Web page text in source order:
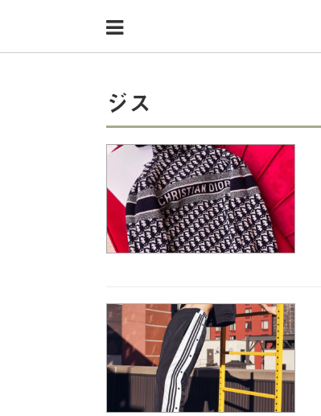
HOME
34歳独身OLバイマ実践記
無在庫で自由気ままに稼ぐ！バイマ実践記
ファッショントレンドを発信！SP通信
BUYMAで人気のブランド
バイマの疑問に現役パーソナルショッパーが答えてみた
バイマ活動の疑問に売れっ子現役バイヤーが答えてみた
実録！海外ショップで買ってみた！
ジス